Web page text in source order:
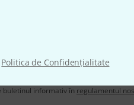
Politica de Confidenţialitate
primiți publicitate prin e-mail. Vă
buletinul informativ în regulamentul